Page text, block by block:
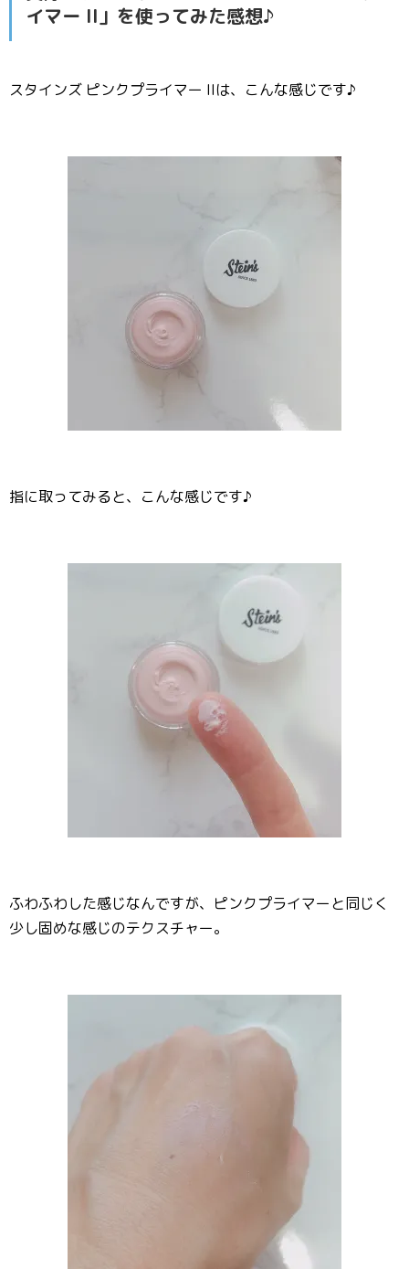
イマー II」を使ってみた感想♪
スタインズ ピンクプライマー IIは、こんな感じです♪
指に取ってみると、こんな感じです♪
ふわふわした感じなんですが、ピンクプライマーと同じく
少し固めな感じのテクスチャー。